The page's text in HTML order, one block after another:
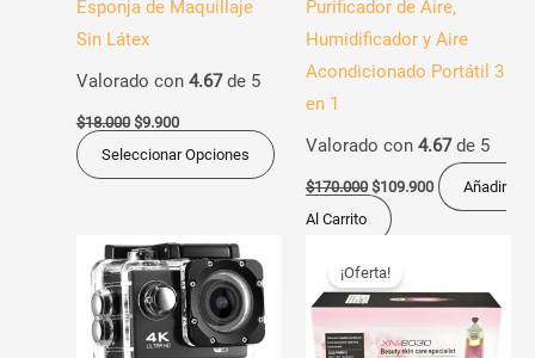
Esponja de Maquillaje
Sin Látex
Valorado con 4.67de 5
$18.000 $9.900
Seleccionar Opciones
pueden
elegir
página
producto
Purificador de Aire,
Humidificador y Aire
Acondicionado Portátil 3
en 1
Valorado con 4.67de 5
$170.000 $109.900
Añadir
Al Carrito
Este
producto
tiene
múltiples
¡Oferta!
precio
original
era:
es:
$49.900.